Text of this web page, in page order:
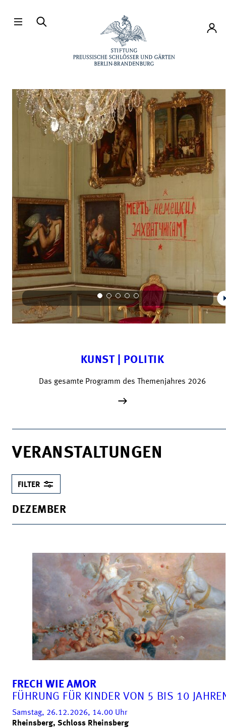
Konto
KUNST | POLITIK
Das gesamte Programm des Themenjahres 2026
VERANSTALTUNGEN
FILTER
DEZEMBER
FRECH WIE AMOR
FÜHRUNG FÜR KINDER VON 5 BIS 10
Samstag, 26.12.2026, 14.00 Uhr
Rheinsberg, Schloss Rheinsberg